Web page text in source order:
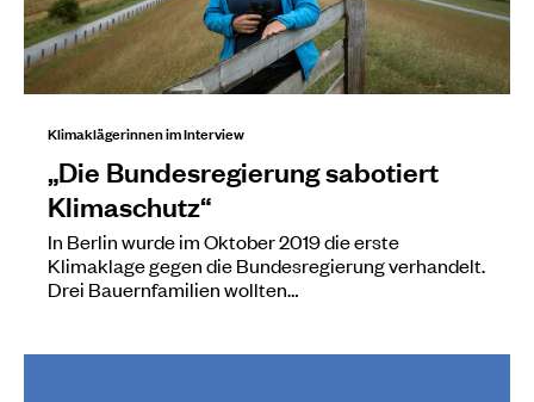
Klimaklägerinnen im Interview
„Die Bundesregierung sabotiert
Klimaschutz“
In Berlin wurde im Oktober 2019 die erste
Klimaklage gegen die Bundesregierung verhandelt.
Drei Bauernfamilien wollten…